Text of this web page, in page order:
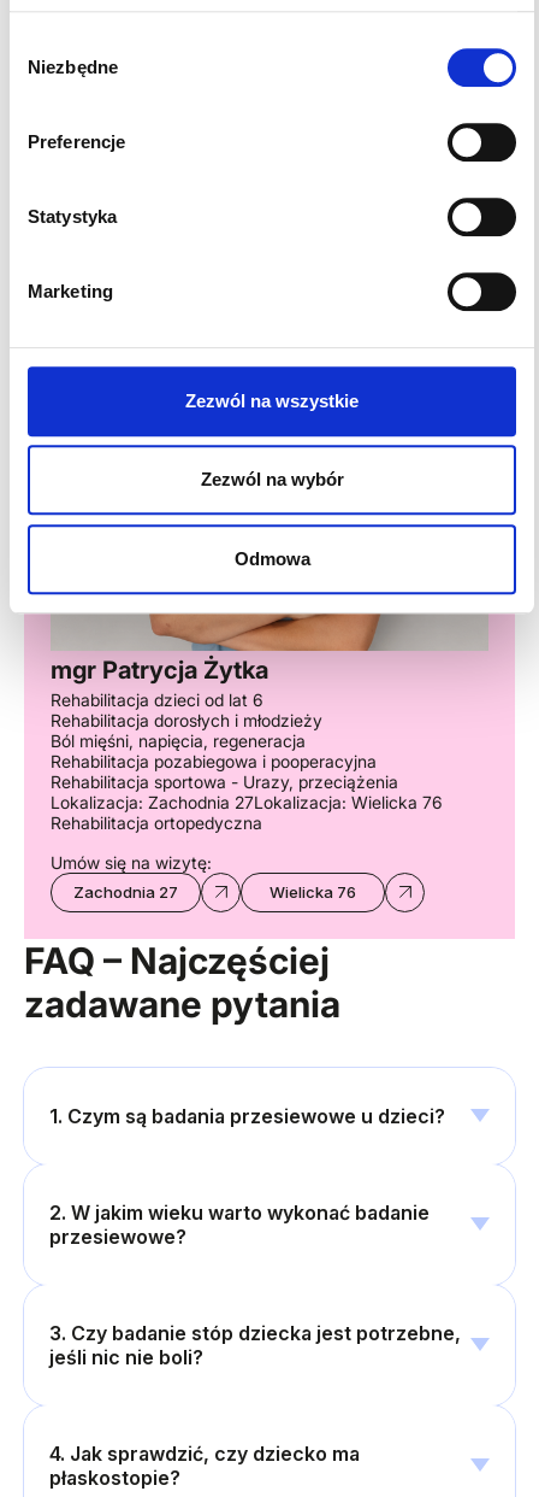
zgody
Niezbędne
Preferencje
Statystyka
Marketing
Zezwól na wszystkie
Zezwól na wybór
Odmowa
Specjalistka do której możesz
mgr Patrycja Żytka
Rehabilitacja dzieci od lat 6
Rehabilitacja dorosłych i młodzieży
Ból mięśni, napięcia, regeneracja
Rehabilitacja pozabiegowa i pooperacyjna
Rehabilitacja sportowa - Urazy, przeciążenia
Lokalizacja: Zachodnia 27Lokalizacja: Wielicka 76
Rehabilitacja ortopedyczna
Umów się na wizytę:
Zachodnia 27 Wielicka 76
FAQ – Najczęściej
zadawane pytania
1. Czym są badania przesiewowe u dzieci?
2. W jakim wieku warto wykonać badanie
przesiewowe?
3. Czy badanie stóp dziecka jest potrzebne,
jeśli nic nie boli?
4. Jak sprawdzić, czy dziecko ma
płaskostopie?